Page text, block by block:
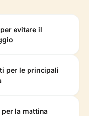
evitare il
per le principali
la mattina